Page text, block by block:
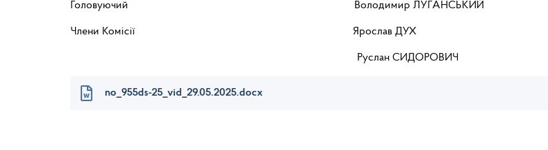
Головуючий Володимир ЛУГАНСЬКИЙ
Члени Комісії Ярослав ДУХ
Руслан СИДОРОВИЧ
no_955ds-25_vid_29.05.2025.docx